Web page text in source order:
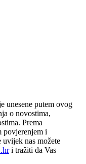
unesene putem ovog
o novostima,
Prema
povjerenjem i
uvijek nas možete
i tražiti da Vas